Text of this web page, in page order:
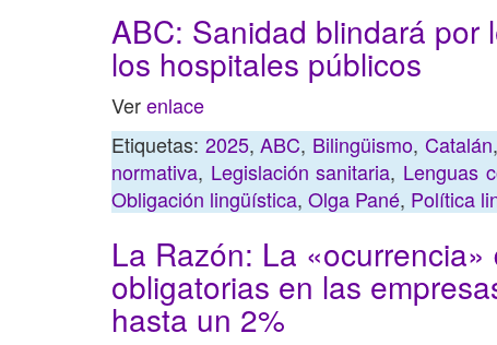
ABC: Sanidad blindará por
los hospitales públicos
Verenlace
Etiquetas: 2025,ABC, Bilingüismo, Catalán,
normativa, Legislación sanitaria, Lenguas
Obligación lingüística, Olga Pané, Política
La Razón: La
obligatorias en las
hasta un 2%